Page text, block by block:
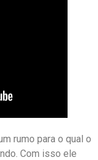
rumo para o qual o
Com isso ele